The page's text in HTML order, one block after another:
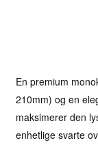
En premium
210mm) og en
maksimerer den
enhetlige svarte